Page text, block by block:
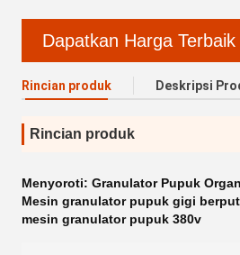
Dapatkan Harga Terbaik
Rincian produk Deskripsi
Rincian produk
Menyoroti: Granulator Pupuk
Mesin granulator pupuk gigi
mesin granulator pupuk 380v